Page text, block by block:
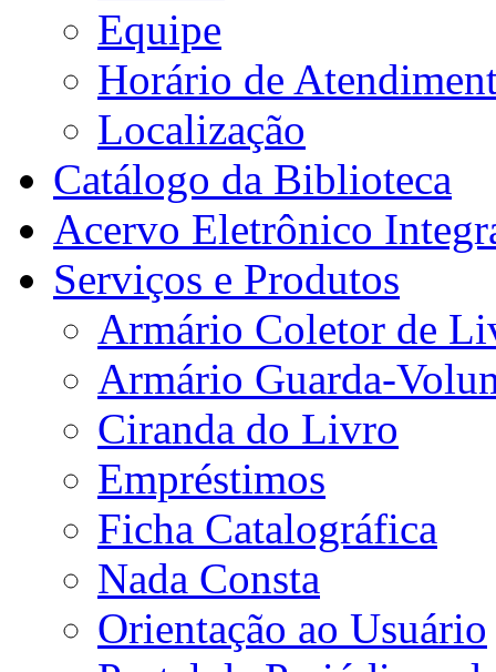
Equipe
Horário de
Localização
Catálogo da Biblioteca
Acervo Eletrônico
Serviços e Produtos
Armário Coletor de
Armário Guarda-
Ciranda do Livro
Empréstimos
Ficha Catalográfica
Nada Consta
Orientação ao Usuário